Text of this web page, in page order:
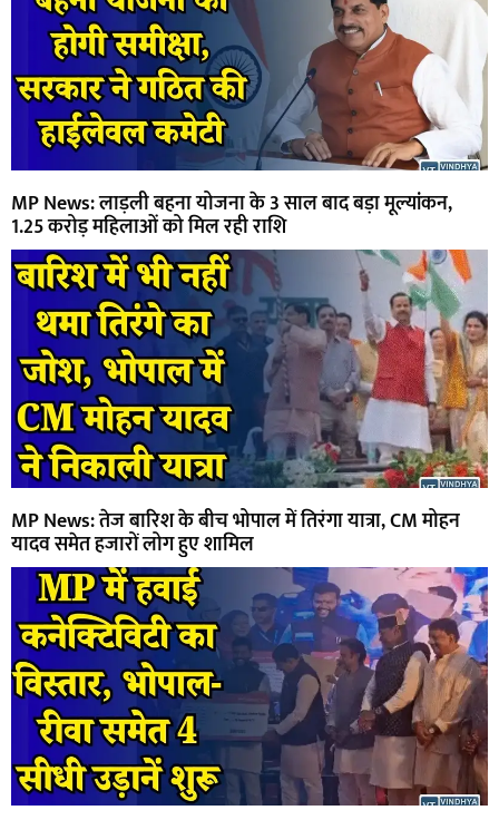
MP News: लाड़ली बहना योजना के 3 साल बाद बड़ा मूल्यांकन,
1.25 करोड़ महिलाओं को मिल रही राशि
MP News: तेज बारिश के बीच भोपाल में तिरंगा यात्रा, CM मोहन
यादव समेत हजारों लोग हुए शामिल